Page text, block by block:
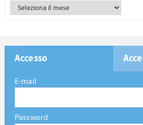
Accesso
E-mail
Password